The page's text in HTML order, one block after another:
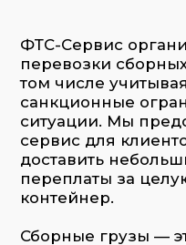
Сборные грузы — это
доставки, если вы ввозите
объёмы или работаете с
поставщиками
объединяем грузы от
отправителей, подбираем
схему и обеспечиваем
Европы и внутри
на каждом этапе.
Сборные грузы
автомобилем, морем, по